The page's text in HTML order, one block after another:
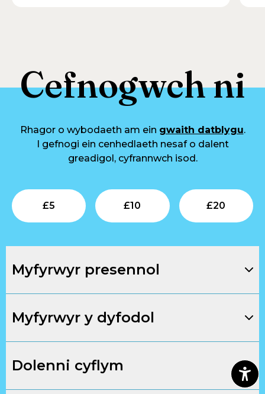
Cefnogwch ni
Rhagor o wybodaeth am ein gwaith datblygu.
I gefnogi ein cenhedlaeth nesaf o dalent
greadigol, cyfrannwch isod.
£5
Submit
£10
Submit
£20
Myfyrwyr presennol
Myfyrwyr y dyfodol
Dolenni cyflym